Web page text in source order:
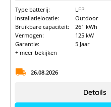
Type batterij:
LFP
Installatielocatie:
Outdoor
Bruikbare capaciteit:
261 kWh
Vermogen:
125 kW
Garantie:
5 Jaar
+ meer bekijken
26.08.2026
Details